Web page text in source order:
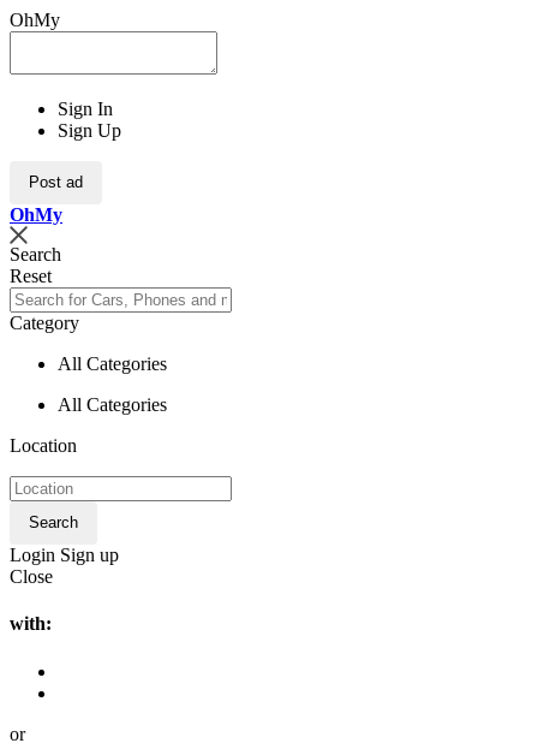
OhMy
Sign In
Sign Up
Post ad
OhMy
Search
Reset
Category
All Categories
All Categories
Location
Search
Login Sign up
Close
with:
or